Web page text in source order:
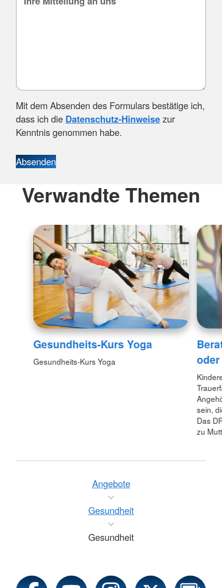
Mit dem Absenden des Formulars bestätige ich,
dass ich die Datenschutz-Hinweisezur
Kenntnis genommen habe.
Absenden
Verwandte Themen
Gesundheits-Kurs Yoga
Gesundheits-Kurs Yoga
sein,
Das
zu
Angebote
Gesundheit
Gesundheit